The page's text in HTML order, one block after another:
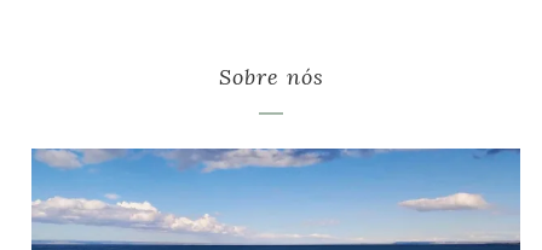
Sobre nós